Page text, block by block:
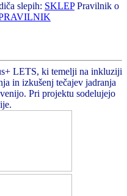
slepih: SKLEPPravilnik o
LETS, ki temelji na inkluziji
in izkušenj tečajev jadranja
Pri projektu sodelujejo